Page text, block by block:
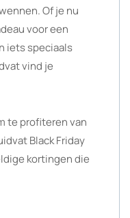
Of je nu
voor een
iets speciaals
vind je
te profiteren van
Black Friday
kortingen die